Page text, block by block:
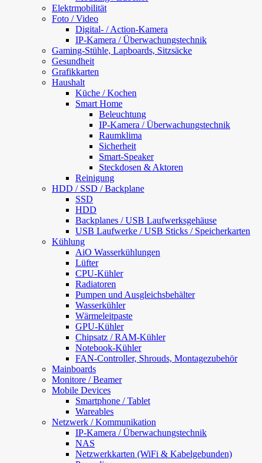
Elektrmobilität
Foto / Video
Digital- / Action-Kamera
IP-Kamera / Überwachungstechnik
Gaming-Stühle, Lapboards, Sitzsäcke
Gesundheit
Grafikkarten
Haushalt
Küche / Kochen
Smart Home
Beleuchtung
IP-Kamera / Überwachungstechnik
Raumklima
Sicherheit
Smart-Speaker
Steckdosen & Aktoren
Reinigung
HDD / SSD / Backplane
SSD
HDD
Backplanes / USB Laufwerksgehäuse
USB Laufwerke / USB Sticks / Speicherkarten
Kühlung
AiO Wasserkühlungen
Lüfter
CPU-Kühler
Radiatoren
Pumpen und Ausgleichsbehälter
Wasserkühler
Wärmeleitpaste
GPU-Kühler
Chipsatz / RAM-Kühler
Notebook-Kühler
FAN-Controller, Shrouds, Montagezubehör
Mainboards
Monitore / Beamer
Mobile Devices
Smartphone / Tablet
Wareables
Netzwerk / Kommunikation
IP-Kamera / Überwachungstechnik
NAS
Netzwerkkarten (WiFi & Kabelgebunden)